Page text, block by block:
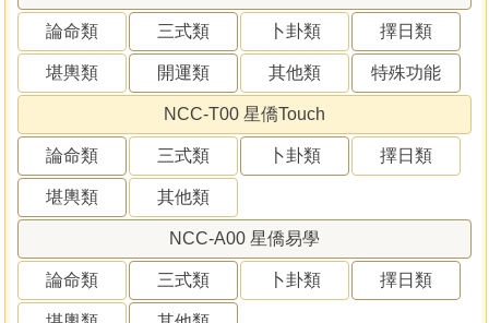
論命類 三式類 卜卦類 擇日類
堪輿類 開運類 其他類 特殊功能
NCC-T00 星僑Touch
論命類 三式類 卜卦類 擇日類
堪輿類 其他類
NCC-A00 星僑易學
論命類 三式類 卜卦類 擇日類